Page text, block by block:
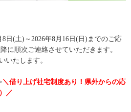
日(土)～2026年8月16日(日)までのご応
に順次ご連絡させていただきます。
いたします。
＼借り上げ社宅制度あり！県外からの応
／